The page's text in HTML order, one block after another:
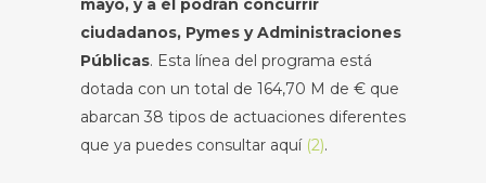
mayo, y a él podrán concurrir
ciudadanos, Pymes y Administraciones
Públicas. Esta línea del programa está
dotada con un total de 164,70 M de € que
abarcan 38 tipos de actuaciones diferentes
que ya puedes consultar aquí (2).